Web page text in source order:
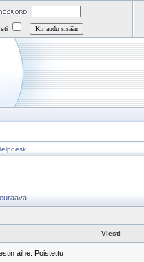
Viesti
aihe: Poistettu